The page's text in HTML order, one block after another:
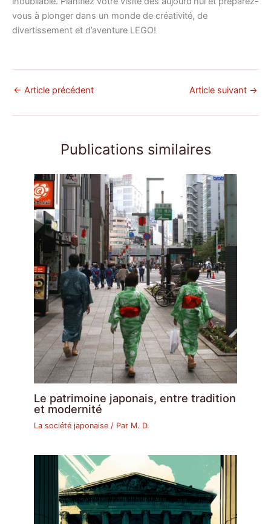
vous à plonger dans un monde de créativité, de
divertissement et d’aventure LEGO!
← Article précédent Article suivant →
Publications similaires
Le patrimoine japonais, entre tradition
et modernité
La société japonaise / Par M. D.